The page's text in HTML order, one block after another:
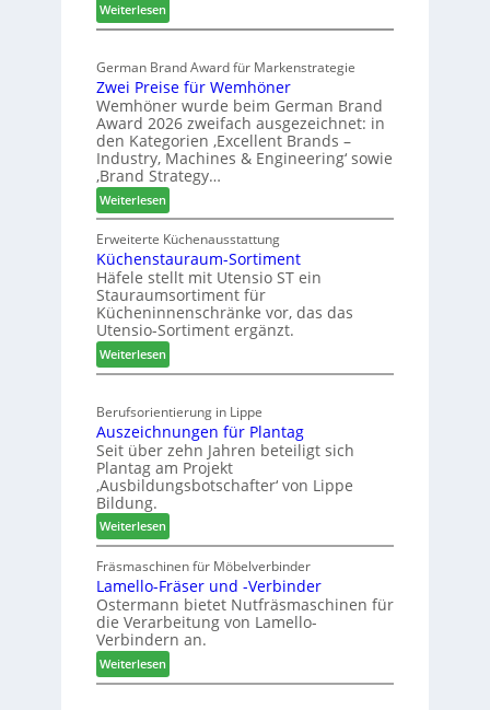
e
c
h
ä
f
t
a
h
r
p
a
s
t
F
ü
h
r
u
n
a
n
Weiterlesen:
E
v
e
d
i
u
n
d
H
u
b
t
e
x
s
t
e
e
n
a
u
German Brand Award für Markenstrategie
Zwei Preise für Wemhöner
Wemhöner wurde beim German Brand
Award 2026 zweifach ausgezeichnet: in
den Kategorien ‚Excellent Brands –
Industry, Machines & Engineering‘ sowie
‚Brand Strategy…
Weiterlesen:
Z
w
e
i
P
r
e
i
s
f
ü
r
W
e
m
h
ö
n
e
r
Erweiterte Küchenausstattung
Küchenstauraum-Sortiment
Häfele stellt mit Utensio ST ein
Stauraumsortiment für
Kücheninnenschränke vor, das das
Utensio-Sortiment ergänzt.
Weiterlesen:
K
c
h
e
n
s
t
a
u
r
a
u
m
-
S
o
Berufsorientierung in Lippe
Auszeichnungen für Plantag
Seit über zehn Jahren beteiligt sich
Plantag am Projekt
‚Ausbildungsbotschafter‘ von Lippe
Bildung.
Weiterlesen:
A
u
s
z
e
i
c
h
Fräsmaschinen für Möbelverbinder
Lamello-Fräser und -Verbinder
Ostermann bietet Nutfräsmaschinen für
die Verarbeitung von Lamello-
Verbindern an.
Weiterlesen:
L